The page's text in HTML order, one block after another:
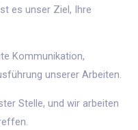
es unser Ziel, Ihre
Kommunikation,
unserer Arbeiten.
Stelle, und wir arbeiten